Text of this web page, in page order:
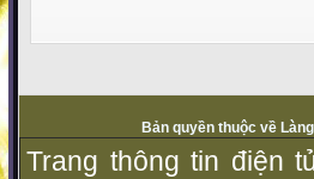
Bản quyền thuộc về
Trang thông tin điện